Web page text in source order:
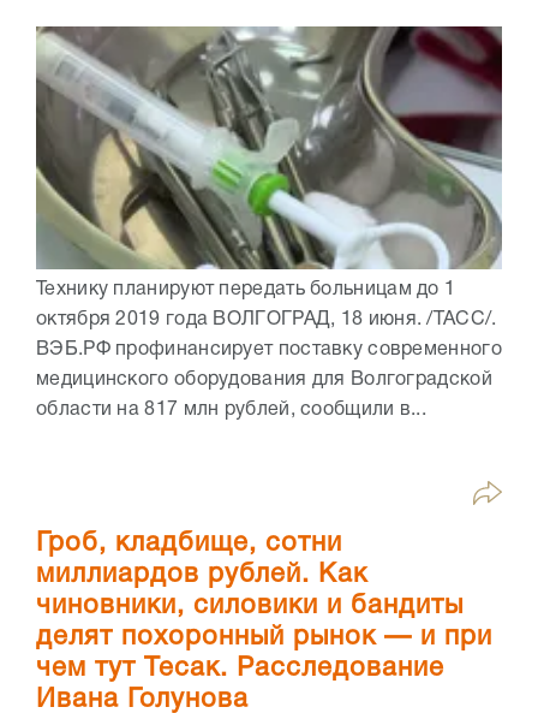
Технику планируют передать больницам до 1
октября 2019 года ВОЛГОГРАД, 18 июня. /ТАСС/.
ВЭБ.РФ профинансирует поставку современного
медицинского оборудования для Волгоградской
области на 817 млн рублей, сообщили в...
Гроб, кладбище, сотни
миллиардов рублей. Как
чиновники, силовики и бандиты
делят похоронный рынок — и при
чем тут Тесак. Расследование
Ивана Голунова